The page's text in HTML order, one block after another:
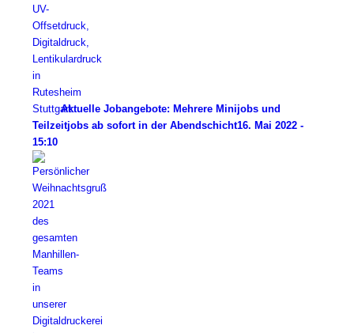
Aktuelle Jobangebote: Mehrere Minijobs und
Teilzeitjobs ab sofort in der Abendschicht16. Mai 2022 -
15:10